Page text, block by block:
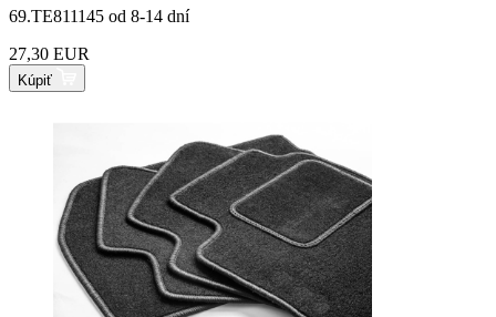
69.TE811145 od 8-14 dní
27,30 EUR
Kúpiť